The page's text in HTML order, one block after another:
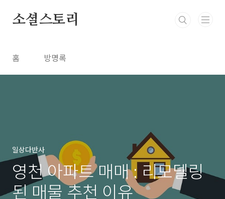
소셜스토리
홈 방명록
일상다반사
영천 아파트 매매 : 리모델링
된 매물 추천 이유